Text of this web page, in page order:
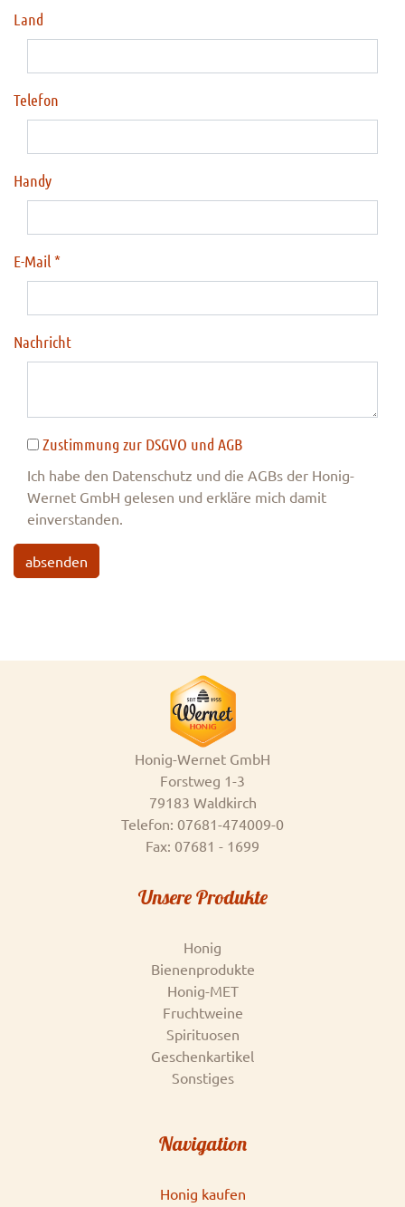
Land
Telefon
Handy
E-Mail
Nachricht
Zustimmung zur DSGVO und AGB
Ich habe den Datenschutz und die AGBs der Honig-
Wernet GmbH gelesen und erkläre mich damit
einverstanden.
absenden
Honig-Wernet GmbH
Forstweg 1-3
79183 Waldkirch
Telefon: 07681-474009-0
Fax: 07681 - 1699
Unsere Produkte
Honig
Bienenprodukte
Honig-MET
Fruchtweine
Spirituosen
Geschenkartikel
Sonstiges
Navigation
Honig kaufen